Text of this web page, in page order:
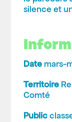
silence et
Datemars-
Territoire
Comté
Public